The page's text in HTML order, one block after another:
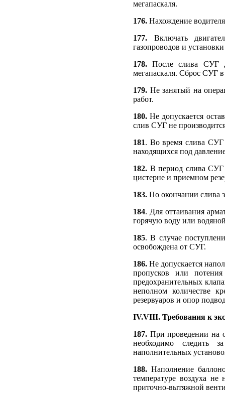
мегапаскаля.
176. Нахождение
177. Включать
газопроводов и
178.После слива СУГ
мегапаскаля. Сброс СУГ в
179. Не занятый на
работ.
180. Не допускается
слив СУГ не
181. Во время слива СУГ
находящихся под
182. В период слива СУГ
цистерне и приемном
183. По окончании слива
184. Для оттаивания
горячую воду или
185. В случае
освобождена от СУГ.
186. Не допускается
пропусков или
предохранительных
неполном количестве
резервуаров и опор
IV.VIII. Требования к
187. При проведении на
необходимо следить
наполнительных
188. Наполнение
температуре воздуха
приточно-вытяжной